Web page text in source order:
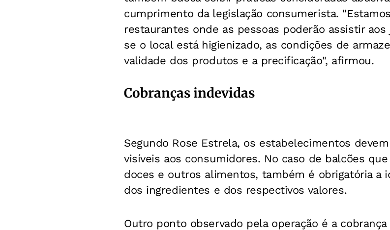
cumprimento da legislação consumerista.
restaurantes onde as pessoas poderão assistir aos
se o local está higienizado, as condições de
validade dos produtos e a precificação", afirmou.
Cobranças indevidas
Segundo Rose Estrela, os estabelecimentos
visíveis aos consumidores. No caso de balcões
doces e outros alimentos, também é obrigatória a
dos ingredientes e dos respectivos valores.
Outro ponto observado pela operação é a